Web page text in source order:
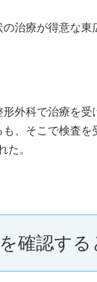
の治療が得意な
外科で治療を受
、そこで検査を
た。
確認する